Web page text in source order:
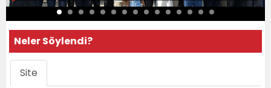
Neler Söylendi?
Site